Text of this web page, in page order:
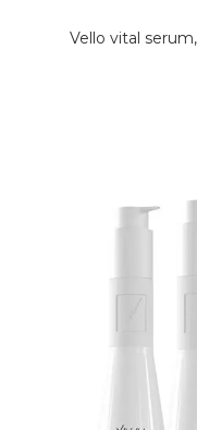
Vello vital